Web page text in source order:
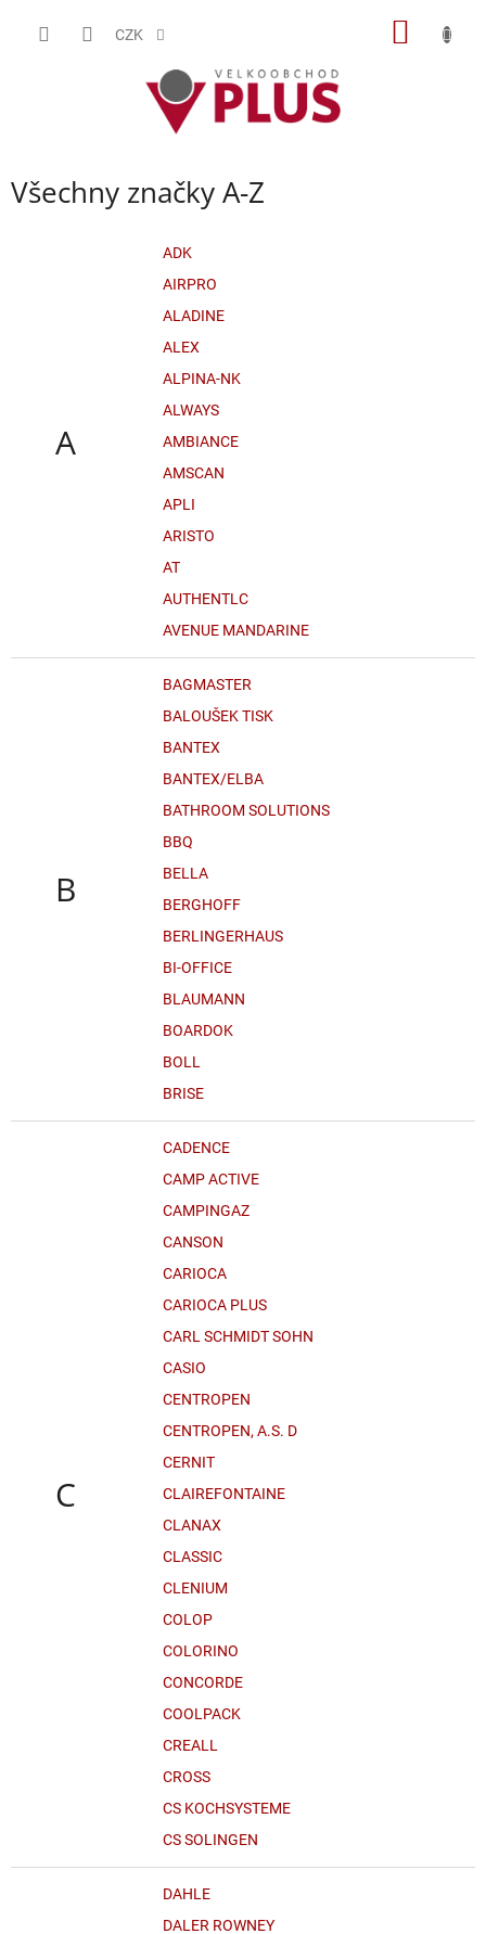
CZK
Všechny značky A-Z
A
ADK
AIRPRO
ALADINE
ALEX
ALPINA-NK
ALWAYS
AMBIANCE
AMSCAN
APLI
ARISTO
AT
AUTHENTLC
AVENUE MANDARINE
B
BAGMASTER
BALOUŠEK TISK
BANTEX
BANTEX/ELBA
BATHROOM SOLUTIONS
BBQ
BELLA
BERGHOFF
BERLINGERHAUS
BI-OFFICE
BLAUMANN
BOARDOK
BOLL
BRISE
C
CADENCE
CAMP ACTIVE
CAMPINGAZ
CANSON
CARIOCA
CARIOCA PLUS
CARL SCHMIDT SOHN
CASIO
CENTROPEN
CENTROPEN, A.S. D
CERNIT
CLAIREFONTAINE
CLANAX
CLASSIC
CLENIUM
COLOP
COLORINO
CONCORDE
COOLPACK
CREALL
CROSS
CS KOCHSYSTEME
CS SOLINGEN
DAHLE
DALER ROWNEY